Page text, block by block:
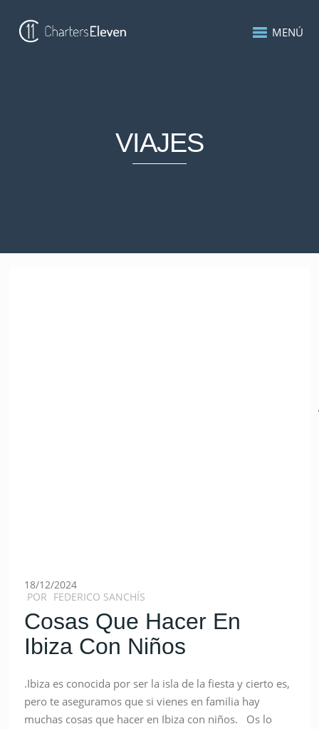
MENÚ
VIAJES
18/12/2024
POR FEDERICO SANCHÍS
Cosas Que Hacer En
Ibiza Con Niños
.Ibiza es conocida por ser la isla de la fiesta y cierto es,
pero te aseguramos que si vienes en familia hay
muchas cosas que hacer en Ibiza con niños. Os lo